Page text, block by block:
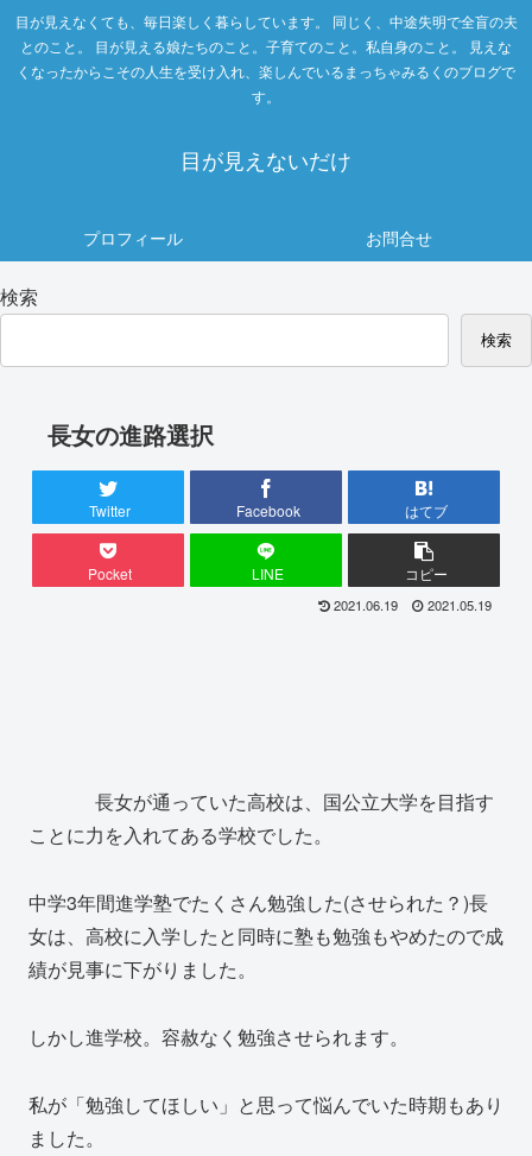
目が見えなくても、毎日楽しく暮らしています。 同じく、中途失明で全盲の夫
とのこと。 目が見える娘たちのこと。子育てのこと。私自身のこと。 見えな
くなったからこその人生を受け入れ、楽しんでいるまっちゃみるくのブログで
す。
目が見えないだけ
プロフィール お問合せ
検索
検索
長女の進路選択
Twitter Facebook はてブ
Pocket LINE コピー
2021.06.19 2021.05.19
長女が通っていた高校は、国公立大学を目指す
ことに力を入れてある学校でした。
中学3年間進学塾でたくさん勉強した(させられた？)長
女は、高校に入学したと同時に塾も勉強もやめたので成
績が見事に下がりました。
しかし進学校。容赦なく勉強させられます。
私が「勉強してほしい」と思って悩んでいた時期もあり
ました。